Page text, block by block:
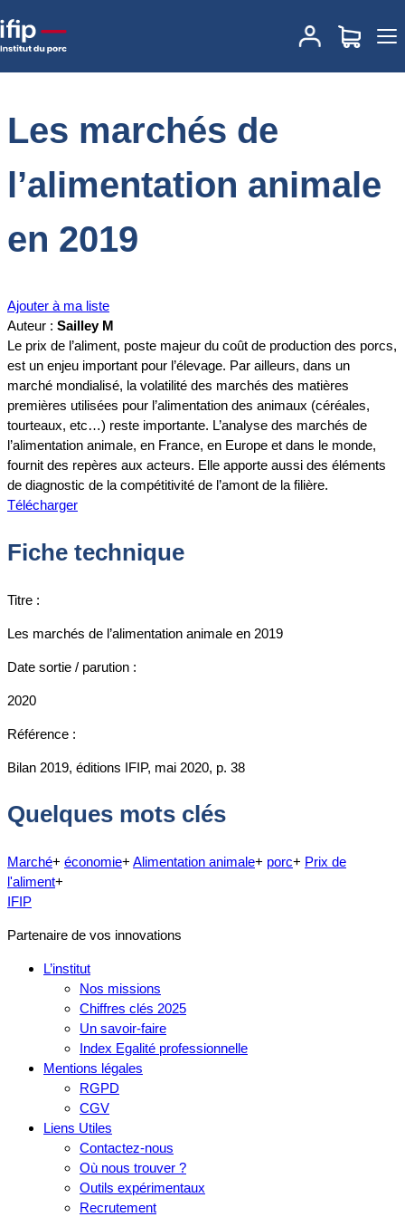
Accueil
Les marchés de l’alimentation animale en
2019
Les marchés de
l’alimentation animale
en 2019
Ajouter à ma liste
Auteur : Sailley M
Le prix de l’aliment, poste majeur du coût de production des porcs,
est un enjeu important pour l’élevage. Par ailleurs, dans un
marché mondialisé, la volatilité des marchés des matières
premières utilisées pour l’alimentation des animaux (céréales,
tourteaux, etc…) reste importante. L’analyse des marchés de
l’alimentation animale, en France, en Europe et dans le monde,
fournit des repères aux acteurs. Elle apporte aussi des éléments
de diagnostic de la compétitivité de l’amont de la filière.
Télécharger
Fiche technique
Titre :
Les marchés de l’alimentation animale en 2019
Date sortie / parution :
2020
Référence :
Bilan 2019, éditions IFIP, mai 2020, p. 38
Quelques mots clés
Marché+ économie+ Alimentation animale+ porc+ Prix de
l'aliment+
IFIP
Partenaire de vos innovations
L’institut
Nos missions
Chiffres clés 2025
Un savoir-faire
Index Egalité professionnelle
Mentions légales
RGPD
CGV
Liens Utiles
Contactez-nous
Où nous trouver ?
Outils expérimentaux
Recrutement